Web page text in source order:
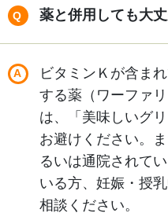
薬と併用しても大
ビタミンＫが含ま
する薬（ワーファ
は、「美味しいグ
お避けください。
るいは通院されて
いる方、妊娠・授
相談ください。